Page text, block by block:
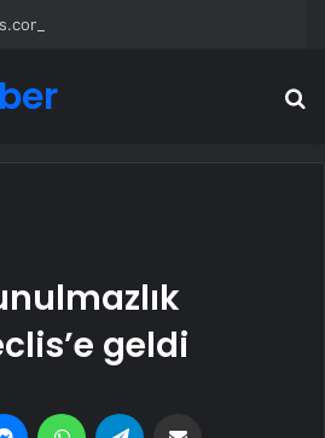
geldi
MessengerWhatsApp